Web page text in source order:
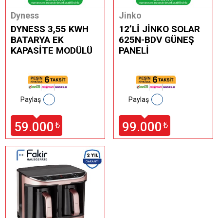
Dyness
DYNESS 3,55 KWH
BATARYA EK
KAPASİTE MODÜLÜ
59.000 ₺
Paylaş
Jinko
12’Lİ JİNKO SOLAR
625N-BDV GÜNEŞ
PANELİ
99.000 ₺
Paylaş